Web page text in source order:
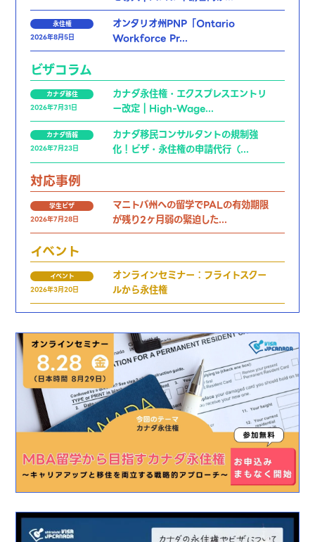
永住権
2026年8月5日
オンタリオ州PNP「Ontario
Workforce Pr...
ビザコラム
カナダ移住
2026年7月31日
カナダ永住権・エクスプレスエントリ
ー改定｜High-Wage...
カナダ情報
2026年7月23日
カナダ移民コンサルタントの規制強
化！ビザ・永住権の申請代行（...
対応事例
学生ビザ
2026年7月28日
マニトバ州への留学でPALの有効期限
が残り2ヶ月弱の緊迫した...
イベント
イベント
2026年3月20日
オンラインセミナー：フライトスクー
ルから永住権